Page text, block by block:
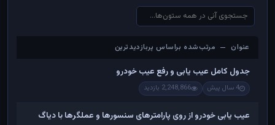
عنوان — مرتب‌شده براساس پربازدیدترین
عنوان — مرتب‌شده براساس پربازدیدترین
جدول کامل عیب یابی و رفع عیب خودرو
4 سال پیش 2,248,866 بازدید
عیب یابی خودرو از روی پارامترهای سنسورها و عملگرها با دیاگ